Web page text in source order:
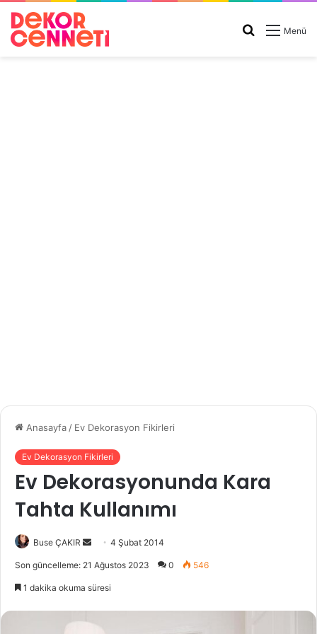
Menü
Arama
Anasayfa / Ev Dekorasyon Fikirleri
Ev Dekorasyon Fikirleri
Ev Dekorasyonunda Kara
Tahta Kullanımı
Buse ÇAKIR
e
-
4 Şubat 2014
Son güncelleme: 21 Ağustos 2023 0 546
1 dakika okuma süresi